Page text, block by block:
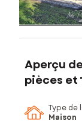
Aperçu
pièces et
Type de
Maison